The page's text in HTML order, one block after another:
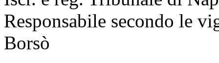
Responsabile secondo le
Borsò